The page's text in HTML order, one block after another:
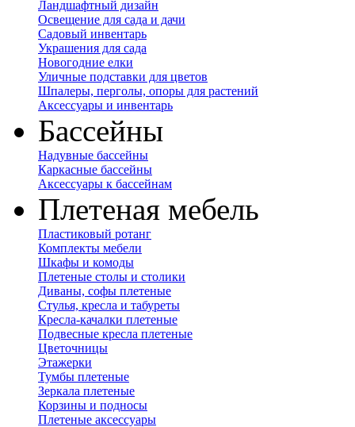
Ландшафтный дизайн
Освещение для сада и дачи
Садовый инвентарь
Украшения для сада
Новогодние елки
Уличные подставки для цветов
Шпалеры, перголы, опоры для растений
Аксессуары и инвентарь
Бассейны
Надувные бассейны
Каркасные бассейны
Аксессуары к бассейнам
Плетеная мебель
Пластиковый ротанг
Комплекты мебели
Шкафы и комоды
Плетеные столы и столики
Диваны, софы плетеные
Стулья, кресла и табуреты
Кресла-качалки плетеные
Подвесные кресла плетеные
Цветочницы
Этажерки
Тумбы плетеные
Зеркала плетеные
Корзины и подносы
Плетеные аксессуары